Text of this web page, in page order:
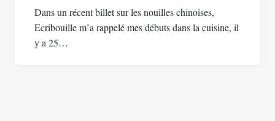
Dans un récent billet sur les nouilles chinoises,
Ecribouille m’a rappelé mes débuts dans la cuisine, il
y a 25…